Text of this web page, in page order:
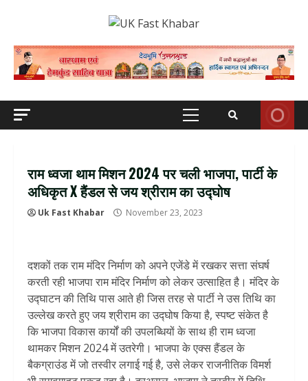
Primary
राम ध्वजा थाम मिशन 2024 पर चली भाजपा, पार्टी के
अधिकृत X हैंडल से जय श्रीराम का उद्घोष
Uk Fast Khabar November 23, 2023
दशकों तक राम मंदिर निर्माण को अपने एजेंडे में रखकर सत्ता संघर्ष
करती रही भाजपा राम मंदिर निर्माण को लेकर उत्साहित है। मंदिर के
उद्घाटन की तिथि पास आते ही जिस तरह से पार्टी ने उस तिथि का
उल्लेख करते हुए जय श्रीराम का उद्घोष किया है, स्पष्ट संकेत है
कि भाजपा विकास कार्यों की उपलब्धियों के साथ ही राम ध्वजा
थामकर मिशन 2024 में उतरेगी। भाजपा के एक्स हैंडल के
बैकग्राउंड में जो तस्वीर लगाई गई है, उसे लेकर राजनीतिक विमर्श